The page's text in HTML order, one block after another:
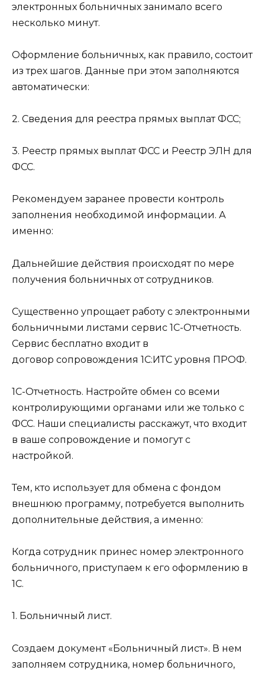
электронных больничных занимало всего
несколько минут.
Оформление больничных, как правило, состоит
из трех шагов. Данные при этом заполняются
автоматически:
2. Сведения для реестра прямых выплат ФСС;
3. Реестр прямых выплат ФСС и Реестр ЭЛН для
ФСС.
Рекомендуем заранее провести контроль
заполнения необходимой информации. А
именно:
Дальнейшие действия происходят по мере
получения больничных от сотрудников.
Существенно упрощает работу с электронными
больничными листами сервис 1С-Отчетность.
Сервис бесплатно входит в
договор сопровождения 1С:ИТС уровня ПРОФ.
1С-Отчетность. Настройте обмен со всеми
контролирующими органами или же только с
ФСС. Наши специалисты расскажут, что входит
в ваше сопровождение и помогут с
настройкой.
Тем, кто использует для обмена с фондом
внешнюю программу, потребуется выполнить
дополнительные действия, а именно:
Когда сотрудник принес номер электронного
больничного, приступаем к его оформлению в
1С.
1. Больничный лист.
Создаем документ «Больничный лист». В нем
заполняем сотрудника, номер больничного,